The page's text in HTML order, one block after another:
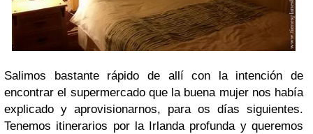
Salimos bastante rápido de allí con la intención de
encontrar el supermercado que la buena mujer nos había
explicado y aprovisionarnos, para os días siguientes.
Tenemos itinerarios por la Irlanda profunda y queremos